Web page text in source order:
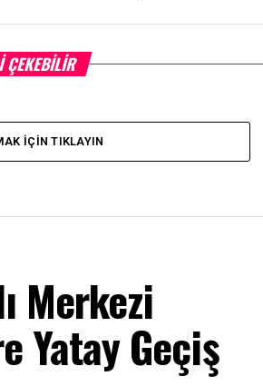
ÇEKEBILIR
İÇIN TIKLAYIN
Merkezi
Yatay Geçiş